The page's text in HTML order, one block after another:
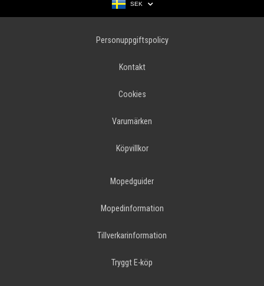
SEK
Personuppgiftspolicy
Kontakt
Cookies
Varumärken
Köpvillkor
Mopedguider
Mopedinformation
Tillverkarinformation
Tryggt E-köp